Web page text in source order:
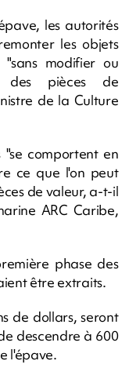
les autorités
les objets
modifier ou
des pièces de
de la Culture
comportent en
ce que l'on peut
de valeur, a-t-il
ARC Caribe,
phase des
être extraits.
de dollars, seront
descendre à 600
l'épave.